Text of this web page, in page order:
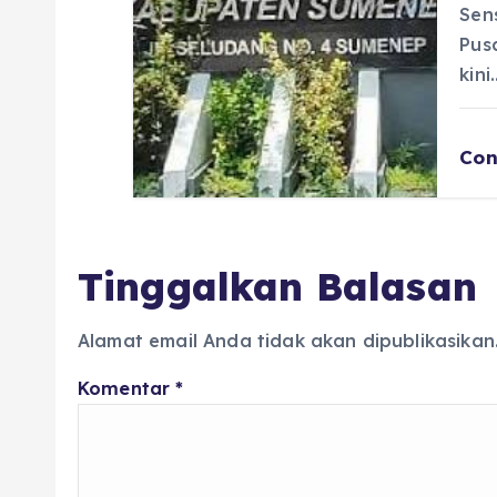
Tinggalkan Balasan
Alamat email Anda tidak akan dipublikasikan.
Komentar*